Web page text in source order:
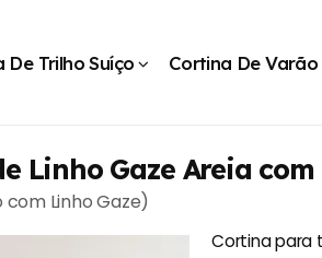
De Trilho Suíço Cortina De Varão
Linho Gaze Areia
Linho Gaze)
Cortina para